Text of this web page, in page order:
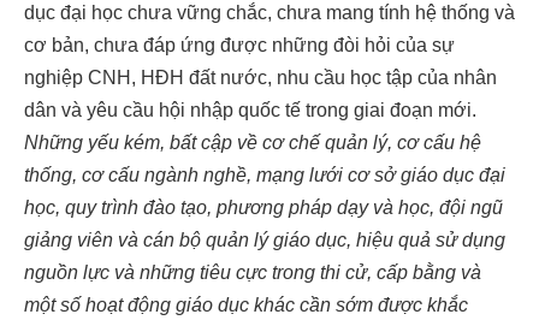
dục đại học chưa vững chắc, chưa mang tính hệ thống và
cơ bản, chưa đáp ứng được những đòi hỏi của sự
nghiệp CNH, HĐH đất nước, nhu cầu học tập của nhân
dân và yêu cầu hội nhập quốc tế trong giai đoạn mới.
Những yếu kém, bất cập về cơ chế quản lý, cơ cấu hệ
thống, cơ cấu ngành nghề, mạng lưới cơ sở giáo dục đại
học, quy trình đào tạo, phương pháp dạy và học, đội ngũ
giảng viên và cán bộ quản lý giáo dục, hiệu quả sử dụng
nguồn lực và những tiêu cực trong thi cử, cấp bằng và
một số hoạt động giáo dục khác cần sớm được khắc